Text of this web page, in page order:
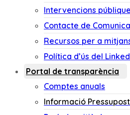
Intervencions
Contacte de
Recursos per a
Política d’ús del
Portal de transparència
Comptes anuals
Informació